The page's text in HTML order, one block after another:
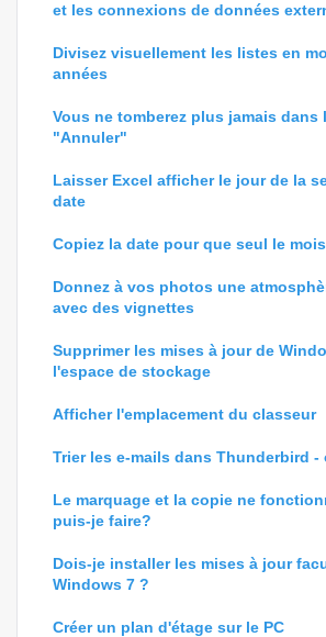
et les connexions de données
Divisez visuellement les listes en
années
Vous ne tomberez plus jamais dans
"Annuler"
Laisser Excel afficher le jour de la
date
Copiez la date pour que seul le
Donnez à vos photos une
avec des vignettes
Supprimer les mises à jour de
l'espace de stockage
Afficher l'emplacement du classeur
Trier les e-mails dans Thunderbird -
Le marquage et la copie ne
puis-je faire?
Dois-je installer les mises à jour
Windows 7 ?
Créer un plan d'étage sur le PC